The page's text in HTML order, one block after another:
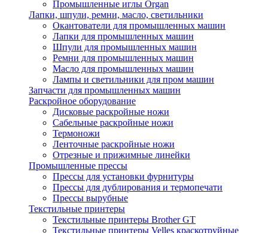
Промышленные иглы Organ
Лапки, шпули, ремни, масло, светильники
Окантователи для промышленных машин
Лапки для промышленных машин
Шпули для промышленных машин
Ремни для промышленных машин
Масло для промышленных машин
Лампы и светильники для пром машин
Запчасти для промышленных машин
Раскройное оборудование
Дисковые раскройные ножи
Сабельные раскройные ножи
Термоножи
Ленточные раскройные ножи
Отрезные и прижимные линейки
Промышленные прессы
Прессы для установки фурнитуры
Прессы для дублирования и термопечати
Прессы вырубные
Текстильные принтеры
Текстильные принтеры Brother GT
Текстильные принтеры Velles краскотруйные